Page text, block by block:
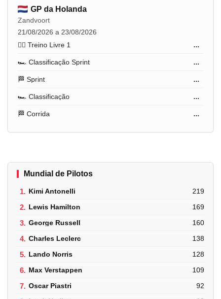
GP da Holanda
Zandvoort
21/08/2026 a 23/08/2026
🏋️‍♂️ Treino Livre 1
...
🏎️ Classificação Sprint ...
🏁 Sprint ...
🏎️ Classificação ...
🏁 Corrida ...
Mundial de Pilotos
1. Kimi Antonelli 219
2. Lewis Hamilton 169
3. George Russell 160
4. Charles Leclerc 138
5. Lando Norris 128
6. Max Verstappen 109
7. Oscar Piastri 92